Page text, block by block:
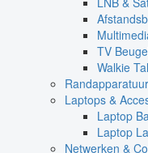
TV
Walkie
Randapparatuur
Laptops &
Laptop
Laptop
Netwerken &